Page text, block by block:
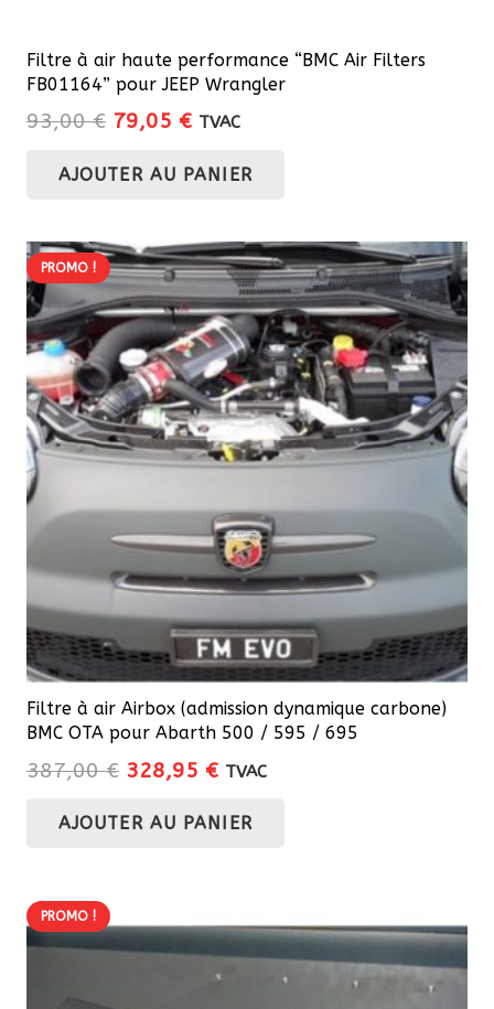
Filtre à air haute performance “BMC Air Filters
FB01164” pour JEEP Wrangler
93,00€ Le
initial
79,05 €Le
actuel
TVAC
AJOUTER AU PANIER
PROMO !
Filtre à air Airbox (admission dynamique carbone)
BMC OTA pour Abarth 500 / 595 / 695
387,00€ Le
initial
328,95 €Le
actuel
TVAC
AJOUTER AU PANIER
PROMO !